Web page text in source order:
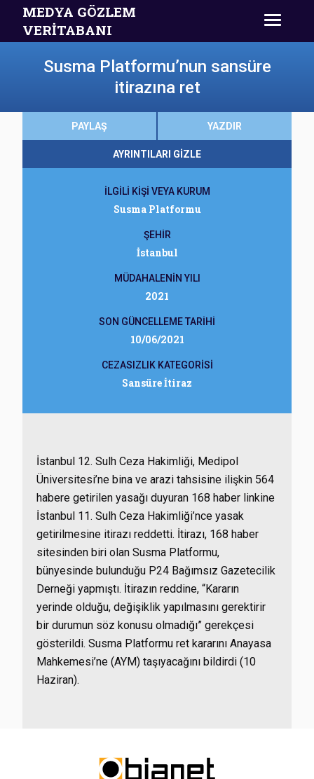
MEDYA GÖZLEM
VERİTABANI
Susma Platformu’nun sansüre
itirazına ret
PAYLAŞ YAZDIR
AYRINTILARI GİZLE
İLGİLİ KİŞİ VEYA KURUM
Susma Platformu
ŞEHİR
İstanbul
MÜDAHALENİN YILI
2021
SON GÜNCELLEME TARİHİ
10/06/2021
CEZASIZLIK KATEGORİSİ
Sansüre İtiraz
İstanbul 12. Sulh Ceza Hakimliği, Medipol
Üniversitesi’ne bina ve arazi tahsisine ilişkin 564
habere getirilen yasağı duyuran 168 haber linkine
İstanbul 11. Sulh Ceza Hakimliği’nce yasak
getirilmesine itirazı reddetti. İtirazı, 168 haber
sitesinden biri olan Susma Platformu,
bünyesinde bulunduğu P24 Bağımsız Gazetecilik
Derneği yapmıştı. İtirazın reddine, “Kararın
yerinde olduğu, değişiklik yapılmasını gerektirir
bir durumun söz konusu olmadığı” gerekçesi
gösterildi. Susma Platformu ret kararını Anayasa
Mahkemesi’ne (AYM) taşıyacağını bildirdi (10
Haziran).